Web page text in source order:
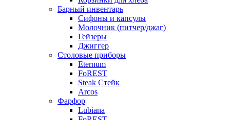
Барный инвентарь
Сифоны и капсулы
Молочник (питчер/джаг)
Гейзеры
Джиггер
Столовые приборы
Eternum
FoREST
Steak Стейк
Arcos
Фарфор
Lubiana